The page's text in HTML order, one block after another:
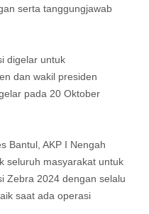
serta tanggungjawab
digelar untuk
dan wakil presiden
pada 20 Oktober
Bantul, AKP I Nengah
seluruh masyarakat untuk
Zebra 2024 dengan selalu
saat ada operasi